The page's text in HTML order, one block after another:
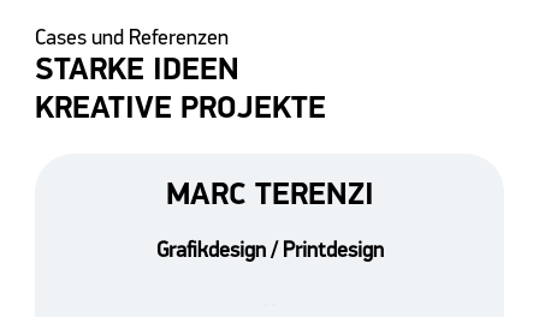
Cases und Referenzen
STARKE IDEEN
KREATIVE PROJEKTE
MARC TERENZI
Grafikdesign / Printdesign